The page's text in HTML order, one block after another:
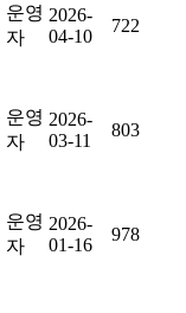
운영
자
2026-
04-10
722
운영
자
2026-
03-11
803
운영
자
2026-
01-16
978